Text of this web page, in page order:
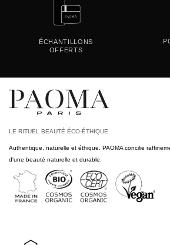
ÉCHANTILLONS
OFFERTS
LE RITUEL BEAUTÉ ÉCO-ÉTHIQUE
Authentique, naturelle et éthique. PAOMA concilie
d'une beauté naturelle et durable.